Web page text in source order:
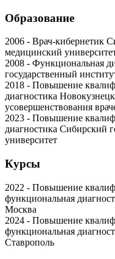
Образование
2006 - Врач-кибернетик
медицинский
2008 - Функциональная
государственный
2018 - Повышение
диагностика
усовершенствования
2023 - Повышение
диагностика Сибирский
университет
Курсы
2022 - Повышение
функциональная
Москва
2024 - Повышение
функциональная
Ставрополь